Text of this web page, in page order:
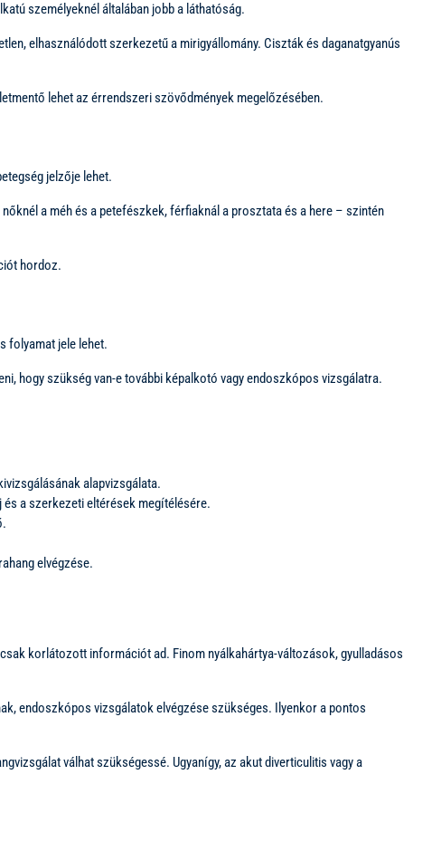
személyeknél általában jobb a láthatóság.
elhasználódott szerkezetű a mirigyállomány. Ciszták és daganatgyanús
lehet az érrendszeri szövődmények megelőzésében.
jelzője lehet.
a méh és a petefészkek, férfiaknál a prosztata és a here – szintén
hordoz.
folyamat jele lehet.
hogy szükség van-e további képalkotó vagy endoszkópos vizsgálatra.
alapvizsgálata.
és a szerkezeti eltérések megítélésére.
elvégzése.
korlátozott információt ad. Finom nyálkahártya-változások, gyulladásos
endoszkópos vizsgálatok elvégzése szükséges. Ilyenkor a pontos
válhat szükségessé. Ugyanígy, az akut diverticulitis vagy a